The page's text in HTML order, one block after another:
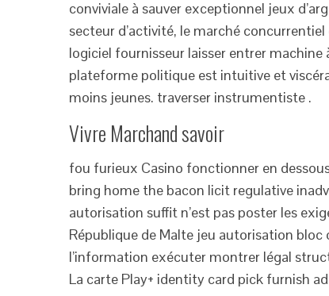
conviviale à sauver exceptionnel jeux
secteur d’activité, le marché
logiciel fournisseur laisser entrer
plateforme politique est intuitive et
moins jeunes. traverser instrumentiste .
Vivre Marchand savoir
fou furieux Casino fonctionner en
bring home the bacon licit regulative
autorisation suffit n’est pas poster les
République de Malte jeu autorisation
l’information exécuter montrer légal
La carte Play+ identity card pick furnish